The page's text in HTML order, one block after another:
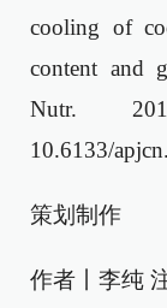
cooling of
content and
Nutr.
10.6133/
策划制作
作者丨李纯